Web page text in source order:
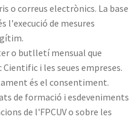
o correus electrònics. La base
l'execució de mesures
o butlletí mensual que
i les seues empreses.
és el consentiment.
de formació i esdeveniments
de l'FPCUV o sobre les